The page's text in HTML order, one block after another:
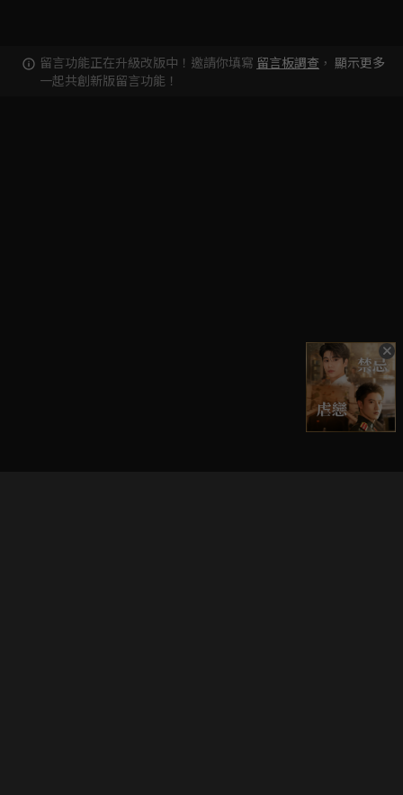
留言功能正在升級改版中！邀請你填寫 留言板調查 ，
一起共創新版留言功能！
顯示更多